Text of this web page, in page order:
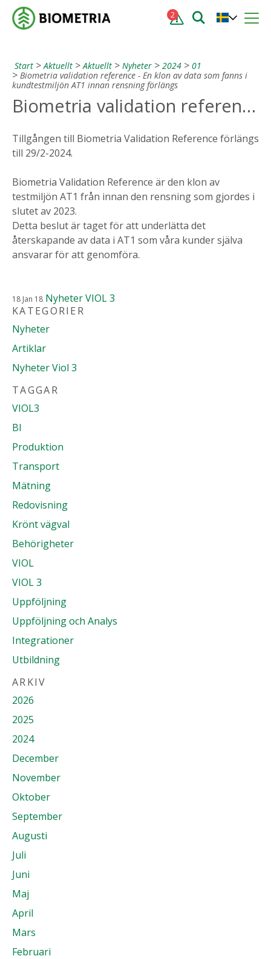
2
Start Aktuellt Aktuellt Nyheter 2024
01
Biometria validation reference - En klon av data som fanns i
kundtestmiljön AT1 innan rensning förlängs
Biometria validation reference - En klon av data som fanns i kundtestmiljön AT1 innan rensning förlängs
Tillgången till Biometria Validation Reference förlängs
till 29/2-2024.
Biometria Validation Reference är den klon av
testmiljön AT1 från innan den rensning som gjordes i
slutet av 2023.
Detta beslut är taget för att underlätta det
återskapande av data i AT1 som våra kunder själva
ansvarar för att genomföra.
18 Jan 18 NyheterVIOL 3
KATEGORIER
Nyheter
Artiklar
Nyheter Viol 3
TAGGAR
VIOL3
BI
Produktion
Transport
Mätning
Redovisning
Krönt vägval
Behörigheter
VIOL
VIOL 3
Uppföljning
Uppföljning och Analys
Integrationer
Utbildning
ARKIV
2026
2025
2024
December
November
Oktober
September
Augusti
Juli
Juni
Maj
April
Mars
Februari